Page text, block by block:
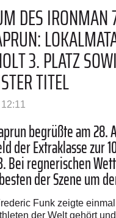
DES
3. PLATZ
TITEL
begrüßte am 28.
der Extraklasse zur
Bei regnerischen
der Szene um
Funk zeigte
der Welt gehört